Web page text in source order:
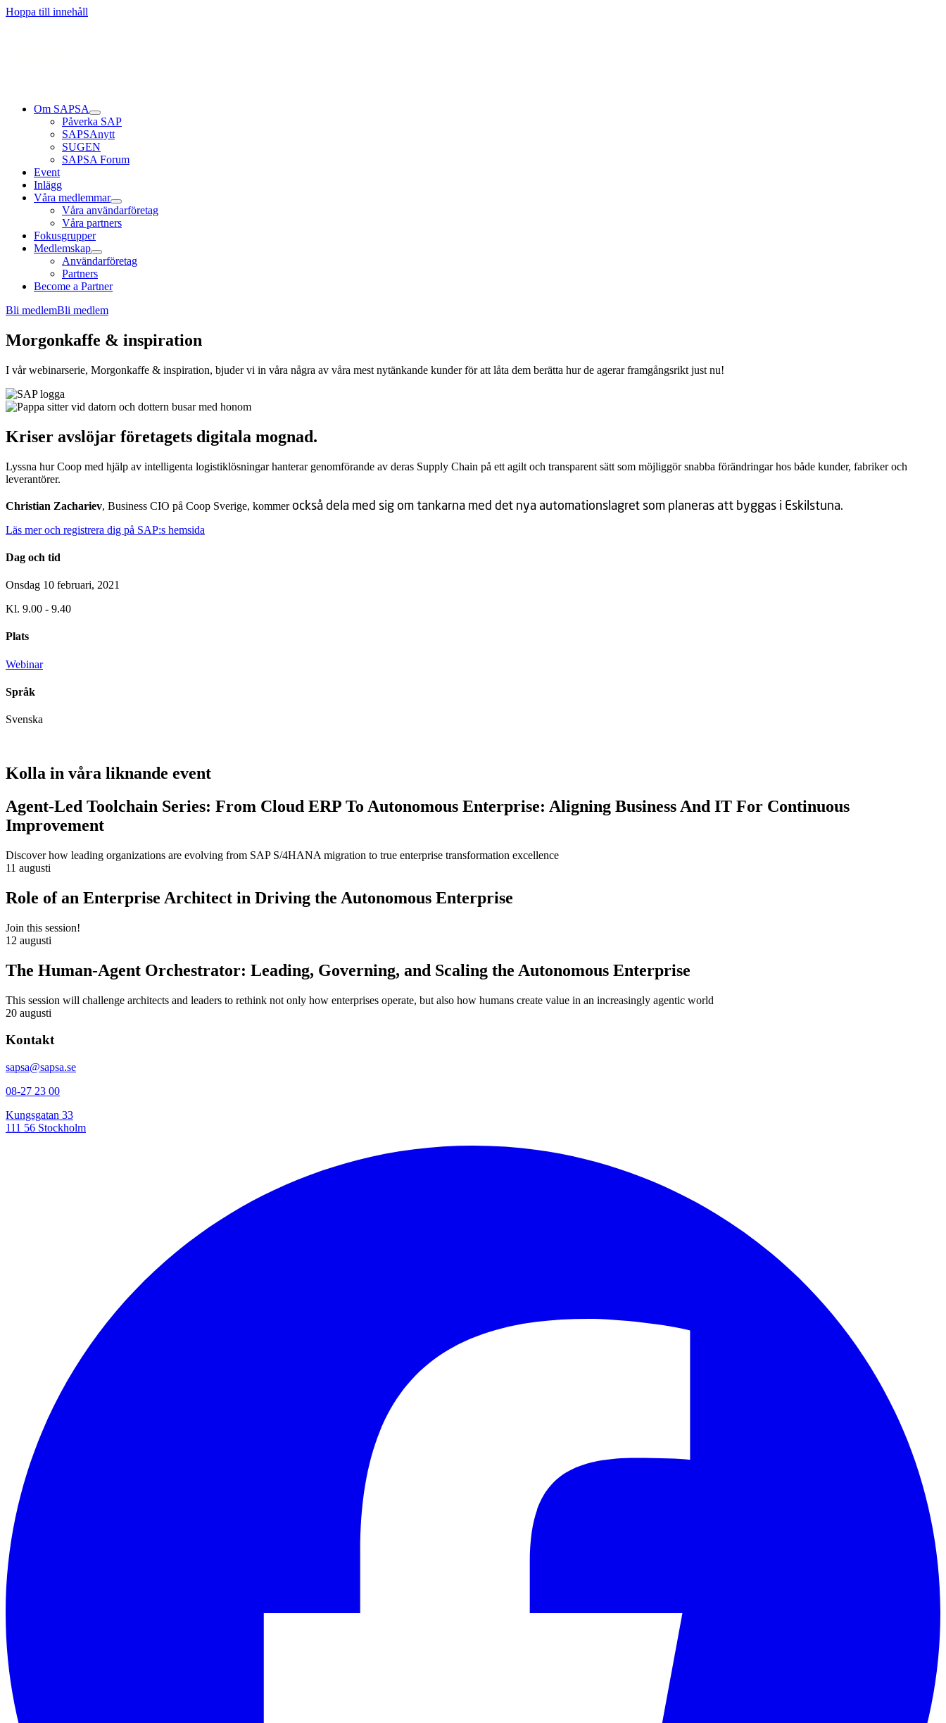
Hoppa till innehåll
Om SAPSA
Påverka SAP
SAPSAnytt
SUGEN
SAPSA Forum
Event
Inlägg
Våra medlemmar
Våra användarföretag
Våra partners
Fokusgrupper
Medlemskap
Användarföretag
Partners
Become a Partner
Bli medlemBli medlem
Morgonkaffe & inspiration
I vår webinarserie, Morgonkaffe & inspiration, bjuder vi in våra några av våra mest nytänkande kunder för att låta dem berätta hur de agerar framgångsrikt just nu!
Kriser avslöjar företagets digitala mognad.
Lyssna hur Coop med hjälp av intelligenta logistiklösningar hanterar genomförande av deras Supply Chain på ett agilt och transparent sätt som möjliggör snabba förändringar hos både kunder, fabriker och
leverantörer.
Christian Zachariev, Business CIO på Coop Sverige, kommerockså dela med sig om tankarna med det nya automationslagret som planeras att byggas i Eskilstuna.
Läs mer och registrera dig på SAP:s hemsida
Dag och tid
Onsdag 10 februari, 2021
Kl. 9.00 - 9.40
Plats
Webinar
Språk
Svenska
Kolla in våra liknande event
Agent-Led Toolchain Series: From Cloud ERP To Autonomous Enterprise: Aligning Business And IT For Continuous
Improvement
Discover how leading organizations are evolving from SAP S/4HANA migration to true enterprise transformation excellence
11 augusti
Läs mer
Role of an Enterprise Architect in Driving the Autonomous Enterprise
Join this session!
12 augusti
Läs mer
The Human-Agent Orchestrator: Leading, Governing, and Scaling the Autonomous Enterprise
This session will challenge architects and leaders to rethink not only how enterprises operate, but also how humans create value in an increasingly agentic world
20 augusti
Läs mer
Kontakt
sapsa@sapsa.se
08-27 23 00
Kungsgatan 33
111 56 Stockholm